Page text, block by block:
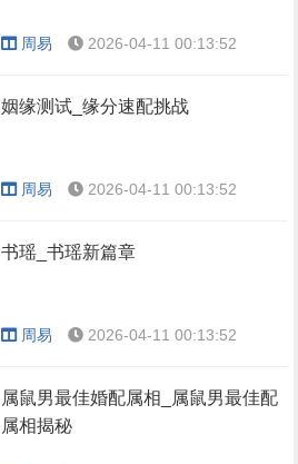
周易 2026-04-11 00:13:52
姻缘测试_缘分速配挑战
周易 2026-04-11 00:13:52
书瑶_书瑶新篇章
周易 2026-04-11 00:13:52
属鼠男最佳婚配属相_属鼠男最佳配
属相揭秘